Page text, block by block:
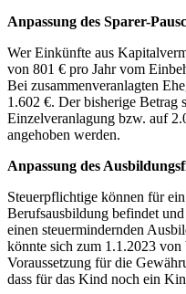
Anpassung des Sparer-
Wer Einkünfte aus
von 801 € pro Jahr vom
Bei zusammenveranlagten
1.602 €. Der bisherige Betrag
Einzelveranlagung bzw. auf
angehoben werden.
Anpassung des
Steuerpflichtige können für
Berufsausbildung befindet
einen steuermindernden
könnte sich zum 1.1.2023
Voraussetzung für die
dass für das Kind noch ein